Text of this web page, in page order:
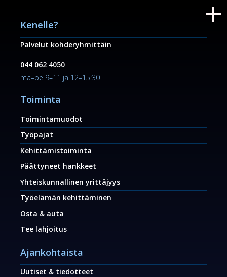
Kenelle?
Palvelut kohderyhmittäin
044 062 4050
ma–pe 9–11 ja 12–15:30
Toiminta
Toimintamuodot
Työpajat
Kehittämistoiminta
Päättyneet hankkeet
Yhteiskunnallinen yrittäjyys
Työelämän kehittäminen
Osta & auta
Tee lahjoitus
Ajankohtaista
Uutiset & tiedotteet